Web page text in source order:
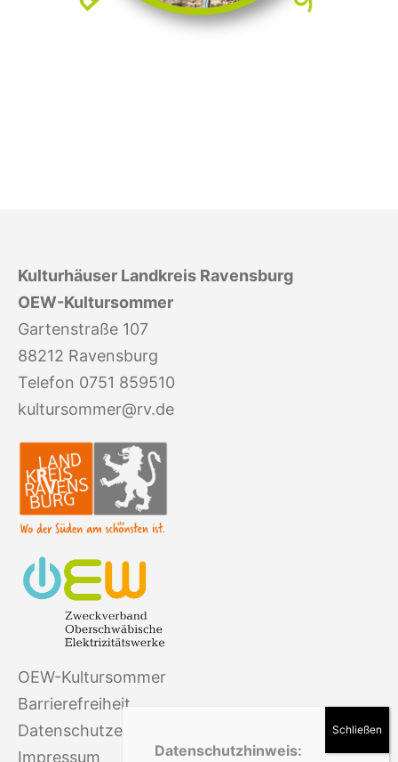
Kulturhäuser Landkreis Ravensburg
OEW-Kultursommer
Gartenstraße 107
88212 Ravensburg
Telefon 0751 859510
kultursommer@rv.de
OEW-Kultursommer
Barrierefreiheit
Datenschutz­erklärung
Impressum
Datenschutzhinweis: